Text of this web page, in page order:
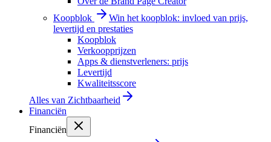
Koopblok
Win het koopblok: invloed van prijs,
levertijd en prestaties
Koopblok
Verkoopprijzen
Apps & dienstverleners: prijs
Levertijd
Kwaliteitsscore
Alles van Zichtbaarheid
Financiën
Financiën